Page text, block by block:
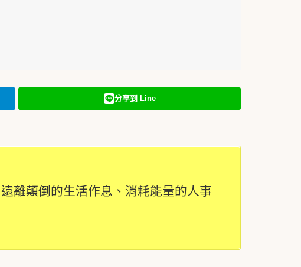
分享到 Line
離顛倒的生活作息、消耗能量的人事